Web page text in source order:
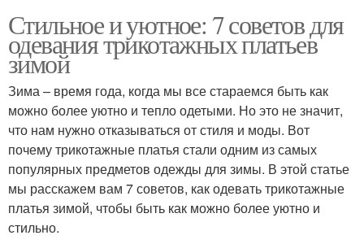
Стильное и уютное: 7 советов для
одевания трикотажных платьев
зимой
Зима – время года, когда мы все стараемся быть как
можно более уютно и тепло одетыми. Но это не значит,
что нам нужно отказываться от стиля и моды. Вот
почему трикотажные платья стали одним из самых
популярных предметов одежды для зимы. В этой статье
мы расскажем вам 7 советов, как одевать трикотажные
платья зимой, чтобы быть как можно более уютно и
стильно.